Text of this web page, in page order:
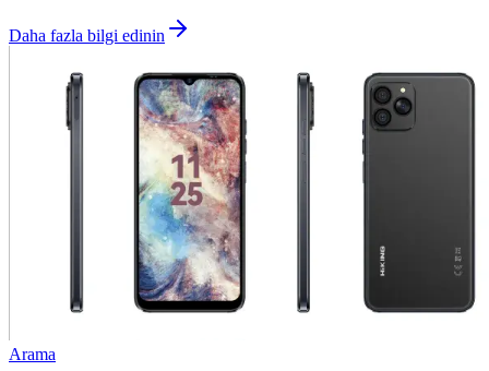
Daha fazla bilgi edinin
Arama